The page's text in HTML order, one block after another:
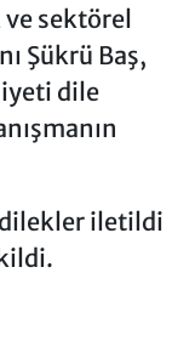
sektörel
Şükrü Baş,
dile
dilekler iletildi